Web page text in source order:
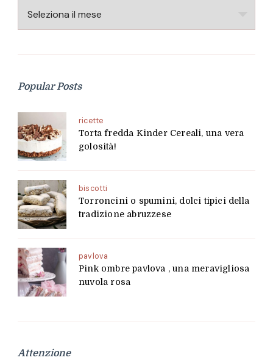
Archivio
Popular Posts
ricette
Torta fredda Kinder Cereali, una vera
golosità!
biscotti
Torroncini o spumini, dolci tipici della
tradizione abruzzese
pavlova
Pink ombre pavlova , una meravigliosa
nuvola rosa
Attenzione